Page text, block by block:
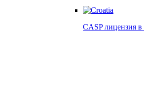
CASP лицензия в